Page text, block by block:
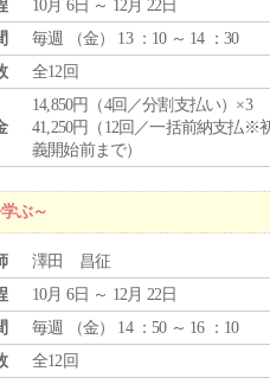
10月 6日 ～ 12月 22日
毎週 （金） 13 ：10 ～ 14 ：30
全12回
14,850円（4回／分割支払い）×3
41,250円（12回／一括前納支払※
義開始前まで）
ぶ～
澤田 昌征
10月 6日 ～ 12月 22日
毎週 （金） 14 ：50 ～ 16 ：10
全12回